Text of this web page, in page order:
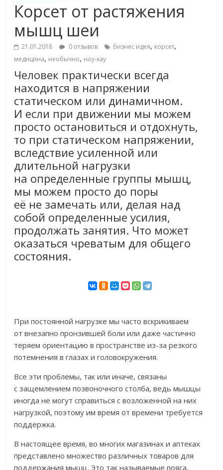
Корсет от растяжения
мышц шеи
21.01.2018 0 отзывов бизнес идея, корсет,
медицина, необычно, ноу-хау
Человек практически всегда
находится в напряжении
статическом или динамичном.
И если при движении мы можем
просто остановиться и отдохнуть,
то при статическом напряжении,
вследствие усиленной или
длительной нагрузки
на определенные группы мышц,
мы можем просто до поры
её не замечать или, делая над
собой определенные усилия,
продолжать занятия. Что может
оказаться чреватым для общего
состояния.
При постоянной нагрузке мы часто вскрикиваем
от внезапно пронзившей боли или даже частично
теряем ориентацию в пространстве из-за резкого
потемнения в глазах и головокружения.
Все эти проблемы, так или иначе, связаны
с защемлением позвоночного столба, ведь мышцы
иногда не могут справиться с возложенной на них
нагрузкой, поэтому им время от времени требуется
поддержка.
В настоящее время, во многих магазинах и аптеках
представлено множество различных товаров для
поддержания мышц. Это так называемые пояса,